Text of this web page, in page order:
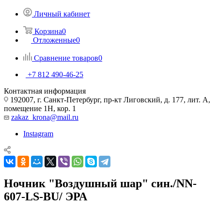
Личный кабинет
Корзина0
Отложенные0
Сравнение товаров0
+7 812 490-46-25
Контактная информация
192007, г. Санкт-Петербург, пр-кт Лиговский, д. 177, лит. А,
помещение 1Н, кор. 1
zakaz_krona@mail.ru
Instagram
Ночник "Воздушный шар" син./NN-
607-LS-BU/ ЭРА